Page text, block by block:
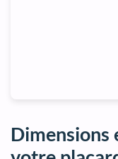
Dimensions